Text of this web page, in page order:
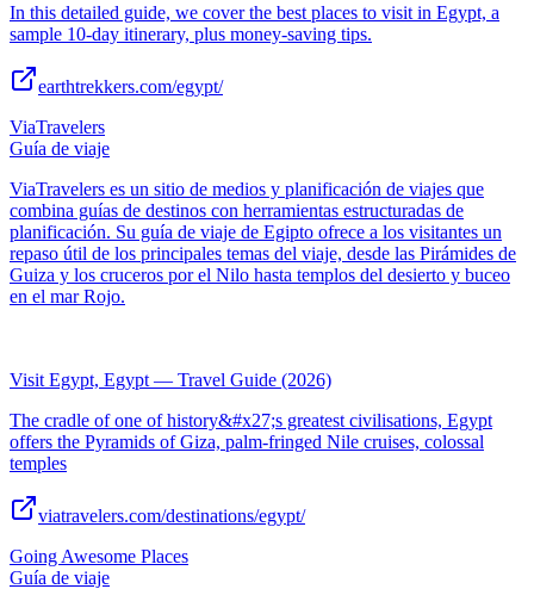
In this detailed guide, we cover the best places to visit in Egypt, a
sample 10-day itinerary, plus money-saving tips.
earthtrekkers.com/egypt/
ViaTravelers
Guía de viaje
ViaTravelers es un sitio de medios y planificación de viajes que
combina guías de destinos con herramientas estructuradas de
planificación. Su guía de viaje de Egipto ofrece a los visitantes un
repaso útil de los principales temas del viaje, desde las Pirámides de
Guiza y los cruceros por el Nilo hasta templos del desierto y buceo
en el mar Rojo.
Visit Egypt, Egypt — Travel Guide (2026)
The cradle of one of history&#x27;s greatest civilisations, Egypt
offers the Pyramids of Giza, palm-fringed Nile cruises, colossal
temples
viatravelers.com/destinations/egypt/
Going Awesome Places
Guía de viaje